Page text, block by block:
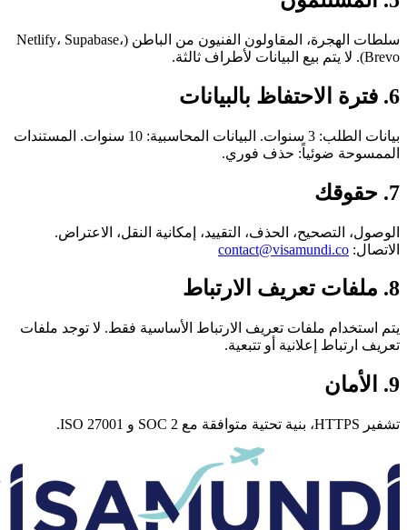
سلطات الهجرة، المقاولون الفنيون من الباطن (Netlify، Supabase،
بيانات الطلب: 3 سنوات. البيانات المحاسبية: 10 سنوات. المستندات
ضوئياً: حذف فوري.
الحذف، التقييد، إمكانية النقل، الاعتراض.
contact@visamundi.co
ملفات تعريف الارتباط الأساسية فقط. لا توجد ملفات
إعلانية أو تتبعية.